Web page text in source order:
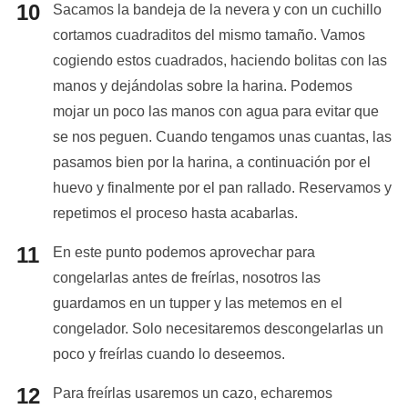
Sacamos la bandeja de la nevera y con un cuchillo
cortamos cuadraditos del mismo tamaño. Vamos
cogiendo estos cuadrados, haciendo bolitas con las
manos y dejándolas sobre la harina. Podemos
mojar un poco las manos con agua para evitar que
se nos peguen. Cuando tengamos unas cuantas, las
pasamos bien por la harina, a continuación por el
huevo y finalmente por el pan rallado. Reservamos y
repetimos el proceso hasta acabarlas.
En este punto podemos aprovechar para
congelarlas antes de freírlas, nosotros las
guardamos en un tupper y las metemos en el
congelador. Solo necesitaremos descongelarlas un
poco y freírlas cuando lo deseemos.
Para freírlas usaremos un cazo, echaremos